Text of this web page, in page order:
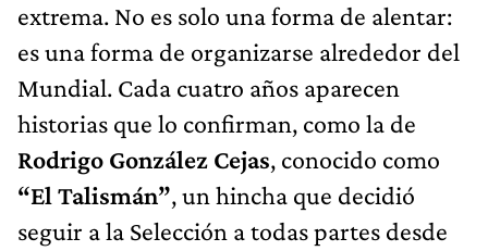
extrema. No es solo una forma de alentar:
es una forma de organizarse alrededor del
Mundial. Cada cuatro años aparecen
historias que lo confirman, como la de
Rodrigo González Cejas, conocido como
“El Talismán”, un hincha que decidió
seguir a la Selección a todas partes desde